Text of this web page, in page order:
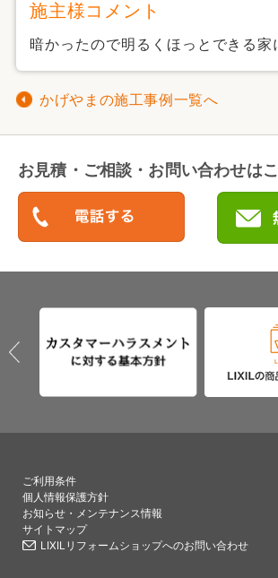
施主様コメント
暗かったので明るくほっとできる家
かげやまの施工事例一覧へ
お見積・ご相談・お問い合わせは
ご利用条件
個人情報保護方針
お知らせ・メンテナンス情報
サイトマップ
LIXILリフォームショップへのお問い合わせ